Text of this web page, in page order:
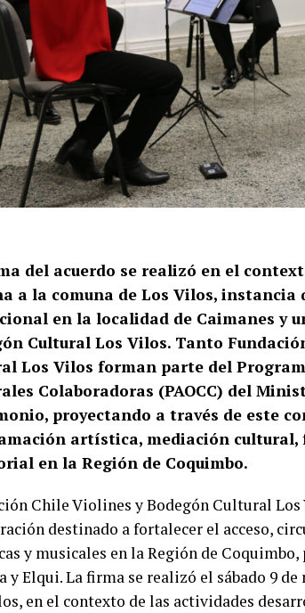
del acuerdo se realizó en el
a la comuna de Los Vilos, instancia
en la localidad de Caimanes y
Cultural Los Vilos. Tanto
Los Vilos forman parte del
Colaboradoras (PAOCC) del
proyectando a través de este
artística, mediación cultural,
en la Región de Coquimbo.
Chile Violines y Bodegón Cultural
destinado a fortalecer el acceso,
y musicales en la Región de
y Elqui. La firma se realizó el sábado 9
en el contexto de las actividades